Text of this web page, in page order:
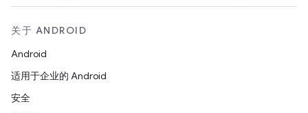
关于 ANDROID
Android
适用于企业的 Android
安全